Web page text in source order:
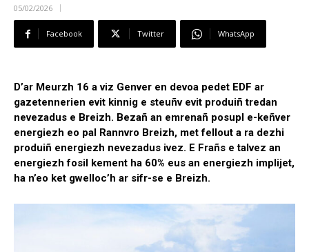
05/02/2026
Facebook Twitter WhatsApp
D’ar Meurzh 16 a viz Genver en devoa pedet EDF ar
gazetennerien evit kinnig e steuñv evit produiñ tredan
nevezadus e Breizh. Bezañ an emrenañ posupl e-keñver
energiezh eo pal Rannvro Breizh, met fellout a ra dezhi
produiñ energiezh nevezadus ivez. E Frañs e talvez an
energiezh fosil kement ha 60% eus an energiezh implijet,
ha n’eo ket gwelloc’h ar sifr-se e Breizh.